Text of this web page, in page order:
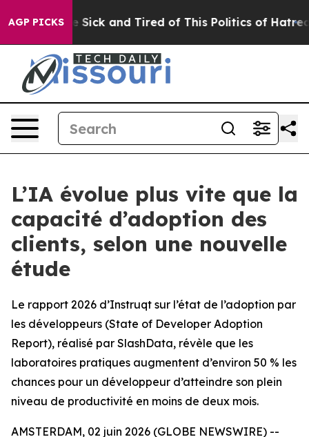
AGP PICKS
Are Sick and Tired of This Politics of Hatred” The
L’IA évolue plus vite que la
capacité d’adoption des
clients, selon une nouvelle
étude
Le rapport 2026 d’Instruqt sur l’état de l’adoption par
les développeurs (State of Developer Adoption
Report), réalisé par SlashData, révèle que les
laboratoires pratiques augmentent d’environ 50 % les
chances pour un développeur d’atteindre son plein
niveau de productivité en moins de deux mois.
AMSTERDAM, 02 juin 2026 (GLOBE NEWSWIRE) --